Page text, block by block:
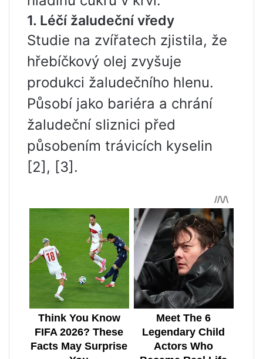
1. Léčí žaludeční vředy
Studie na zvířatech zjistila, že
hřebíčkový olej zvyšuje
produkci žaludečního hlenu.
Působí jako bariéra a chrání
žaludeční sliznici před
působením trávicích kyselin
[2], [3].